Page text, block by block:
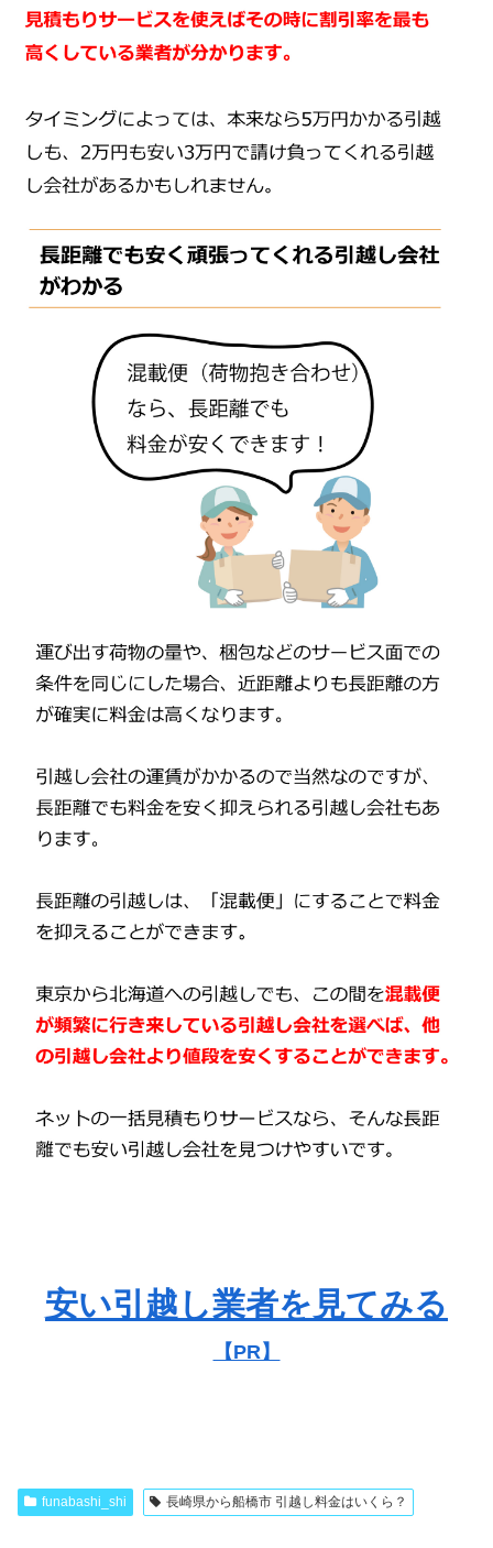
安い引越し業者を見てみる
【PR】
funabashi_shi 長崎県から船橋市 引越し料金はいくら？